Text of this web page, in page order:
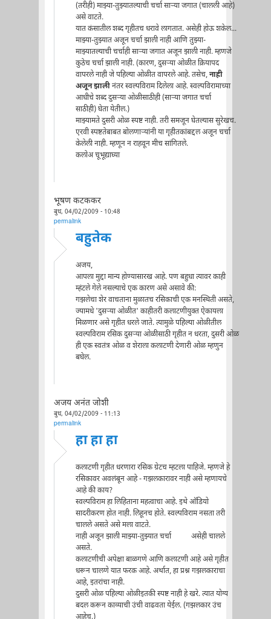
(तरीही) माझ्या-तुझ्यातल्याची चर्चा सार्‍या जगात (चालली आहे)
असे वाटते.
यात कंसातील शब्द गृहीतच धरावे लागतात. असेही होऊ शकेल...
माझ्या-तुझ्यात अजून चर्चा झाली नाही आणि तुझ्या-
माझ्यातल्याची चर्चाही सार्‍या जगात अजून झाली नाही. म्हणजे
कुठेच चर्चा झाली नाही. (कारण, दुसर्‍या ओळीत क्रियापद
वापरले नाही जे पहिल्या ओळीत वापरले आहे. तसेच,नाही
अजून झालीनंतर स्वल्पविराम दिलेला आहे. स्वल्पविरामाच्या
आधीचे शब्द दुसर्‍या ओळीसाठीही (सार्‍या जगात चर्चा
साठीही) घेता येतील.)
माझ्यामते दुसरी ओळ स्पष्ट नाही. तरी समजून घेतल्यास सुरेखच.
एरवी स्पष्टतेबाबत बोलणार्‍यांनी या गृहीतकांबद्दल अजून चर्चा
केलेली नाही. म्हणून न राहवून मीच सांगितले.
कलोअ चूभूद्याघ्या
भूषण कटककर
बुध, 04/02/2009 - 10:48
permalink
बहुतेक
अजय,
आपला मुद्दा मान्य होण्यासारख आहे. पण बहुधा त्यावर काही
म्हंटले गेले नसल्याचे एक कारण असे असावे की:
गझलेचा शेर वाचताना मुळातच रसिकाची एक मनस्थिती असते,
ज्यामधे 'दुसर्‍या ओळीत' काहीतरी कलाटणीयुक्त ऐकायला
मिळणार असे गृहीत धरले जाते. त्यामुळे पहिल्या ओळीतील
स्वल्पविराम रसिक दुसर्‍या ओळीसाठी गृहीत न धरता, दुसरी ओळ
ही एक स्वतंत्र ओळ व शेराला कलाटणी देणारी ओळ म्हणुन
बघेल.
अजय अनंत जोशी
बुध, 04/02/2009 - 11:13
permalink
हा हा हा
कलाटणी गृहीत धरणारा रसिक ग्रेटच म्हटला पाहिजे. म्हणजे हे
रसिकावर अवलंबून आहे - गझलकारावर नाही असे म्हणायचे
आहे की काय?
स्वल्पविराम हा लिहिताना महत्वाचा आहे. इथे ऑडियो
सादरीकरण होत नाही. लिहूनच होते. स्वल्पविराम नसता तरी
चालले असते असे मला वाटते.
नाही अजून झाली माझ्या-तुझ्यात चर्चा असेही चालले
असते.
कलाटणीची अपेक्षा बाळगणे आणि कलाटणी आहे असे गृहीत
धरून चालणे यात फरक आहे. अर्थात, हा प्रश्न गझलकाराचा
आहे, इतरांचा नाही.
दुसरी ओळ पहिल्या ओळीइतकी स्पष्ट नाही हे खरे. त्यात योग्य
बदल करून काव्याची उंची वाढवता येईल. (गझलकार उंच
आहेच.)